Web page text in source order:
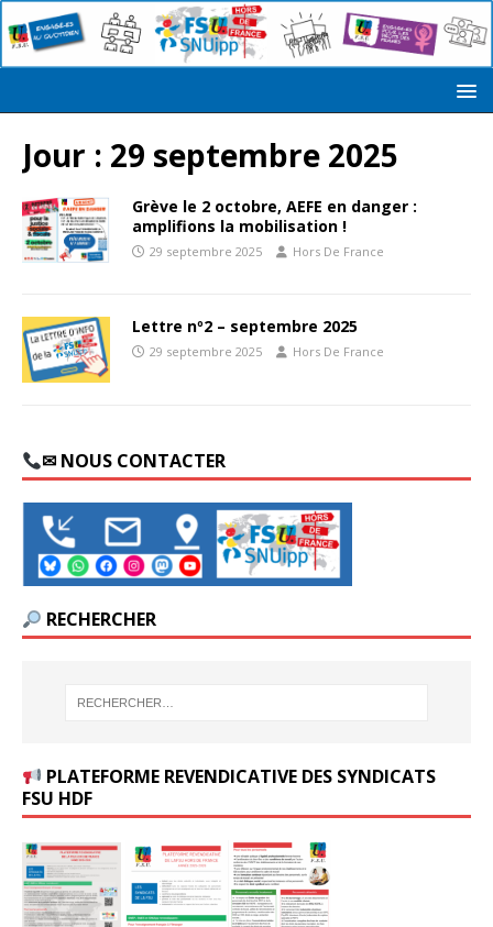
Jour : 29 septembre 2025
Grève le 2 octobre, AEFE en danger :
amplifions la mobilisation !
29 septembre 2025 Hors De France
Lettre nº2 – septembre 2025
29 septembre 2025 Hors De France
✉ NOUS CONTACTER
RECHERCHER
PLATEFORME REVENDICATIVE DES SYNDICATS
FSU HDF